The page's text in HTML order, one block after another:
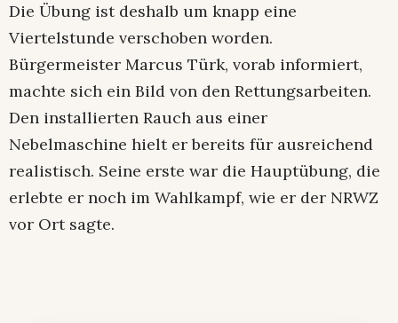
Die Übung ist deshalb um knapp eine
Viertelstunde verschoben worden.
Bürgermeister Marcus Türk, vorab informiert,
machte sich ein Bild von den Rettungsarbeiten.
Den installierten Rauch aus einer
Nebelmaschine hielt er bereits für ausreichend
realistisch. Seine erste war die Hauptübung, die
erlebte er noch im Wahlkampf, wie er der NRWZ
vor Ort sagte.